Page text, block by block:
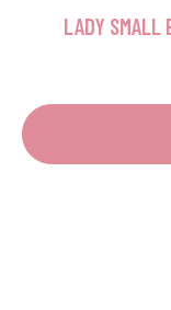
LADY SMALL